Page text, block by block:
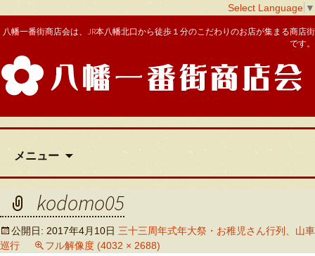
Select Language ▼
八幡一番街商店会
八幡一番街商店会は、JR本八幡北口から徒歩１分のこだわりのお店が集まる商店街
です。
メニュー
テ
ツ
へ
移
動
kodomo05
公開日: 2017年4月10日 三十三周年式年大祭・お稚児さん行列、山車
巡行
フル解像度 (4032 × 2688)